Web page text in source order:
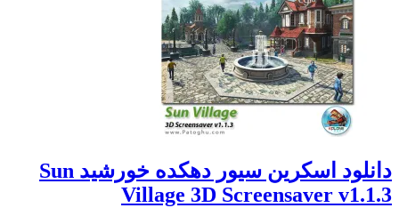
دانلود اسکرین سیور دهکده خورشید Sun
Village 3D Screensaver v1.1.3